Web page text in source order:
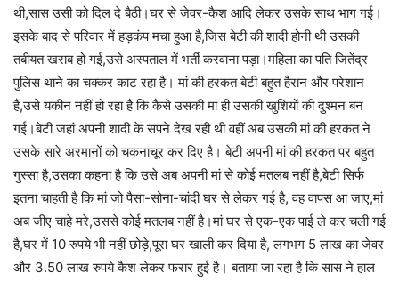
थी,सास उसी को दिल दे बैठी।घर से जेवर-कैश आदि लेकर उसके साथ भाग गई।
इसके बाद से परिवार में हड़कंप मचा हुआ है,जिस बेटी की शादी होनी थी उसकी
तबीयत खराब हो गई,उसे अस्पताल में भर्ती करवाना पड़ा।महिला का पति जितेंद्र
पुलिस थाने का चक्कर काट रहा है। मां की हरकत बेटी बहुत हैरान और परेशान
है,उसे यकीन नहीं हो रहा है कि कैसे उसकी मां ही उसकी खुशियों की दुश्मन बन
गई।बेटी जहां अपनी शादी के सपने देख रही थी वहीं अब उसकी मां की हरकत ने
उसके सारे अरमानों को चकनाचूर कर दिए है। बेटी अपनी मां की हरकत पर बहुत
गुस्सा है,उसका कहना है कि उसे अब अपनी मां से कोई मतलब नहीं है,बेटी सिर्फ
इतना चाहती है कि मां जो पैसा-सोना-चांदी घर से लेकर गई है, वह वापस आ जाए,मां
अब जीए चाहे मरे,उससे कोई मतलब नहीं है।मां घर से एक-एक पाई ले कर चली गई
है,घर में 10 रुपये भी नहीं छोड़े,पूरा घर खाली कर दिया है, लगभग 5 लाख का जेवर
और 3.50 लाख रुपये कैश लेकर फरार हुई है। बताया जा रहा है कि सास ने हाल